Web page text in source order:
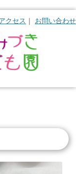
クセス お問い合わせ